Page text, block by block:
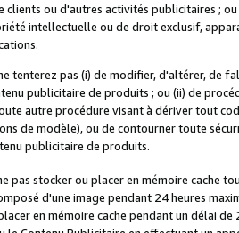
clients ou d'autres activités publicitaires ;
intellectuelle ou de droit exclusif,
tenterez pas (i) de modifier, d'altérer, de
publicitaire de produits ; ou (ii) de
autre procédure visant à dériver tout
de modèle), ou de contourner toute
publicitaire de produits.
pas stocker ou placer en mémoire cache
d'une image pendant 24 heures
en mémoire cache pendant un délai